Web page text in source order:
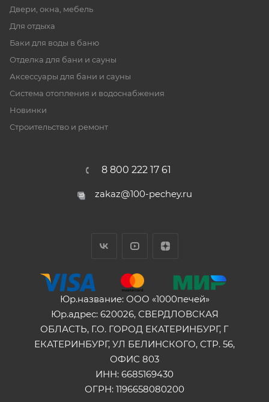
Двери, окна, мебель
Для отдыха
Баки для воды в баню
Отделка для бани и сауны
Аксессуары для бани и сауны
Система отопления и водоснабжения
Новинки
Строительство и ремонт
8 800 222 17 61
zakaz@100-pechey.ru
Юр.название: ООО «1000печей»
Юр.адрес: 620026, СВЕРДЛОВСКАЯ
ОБЛАСТЬ, Г.О. ГОРОД ЕКАТЕРИНБУРГ, Г
ЕКАТЕРИНБУРГ, УЛ БЕЛИНСКОГО, СТР. 56,
ОФИС 803
ИНН: 6685169430
ОГРН: 1196658080200